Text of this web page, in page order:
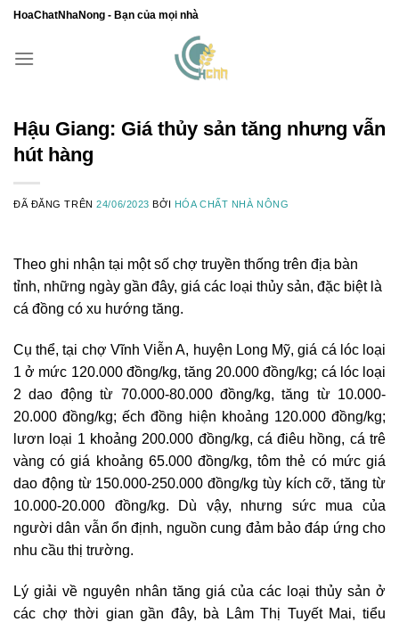
Chuyển
nội
HoaChatNhaNong - Bạn của mọi nhà
Hậu Giang: Giá thủy sản tăng nhưng vẫn
hút hàng
ĐÃ ĐĂNG TRÊN24/06/2023 BỞI HÓA CHẤT NHÀ NÔNG
Theo ghi nhận tại một số chợ truyền thống trên địa bàn
tỉnh, những ngày gần đây, giá các loại thủy sản, đặc biệt là
cá đồng có xu hướng tăng.
Cụ thể, tại chợ Vĩnh Viễn A, huyện Long Mỹ, giá cá lóc loại
1 ở mức 120.000 đồng/kg, tăng 20.000 đồng/kg; cá lóc loại
2 dao động từ 70.000-80.000 đồng/kg, tăng từ 10.000-
20.000 đồng/kg; ếch đồng hiện khoảng 120.000 đồng/kg;
lươn loại 1 khoảng 200.000 đồng/kg, cá điêu hồng, cá trê
vàng có giá khoảng 65.000 đồng/kg, tôm thẻ có mức giá
dao động từ 150.000-250.000 đồng/kg tùy kích cỡ, tăng từ
10.000-20.000 đồng/kg. Dù vậy, nhưng sức mua của
người dân vẫn ổn định, nguồn cung đảm bảo đáp ứng cho
nhu cầu thị trường.
Lý giải về nguyên nhân tăng giá của các loại thủy sản ở
các chợ thời gian gần đây, bà Lâm Thị Tuyết Mai, tiểu